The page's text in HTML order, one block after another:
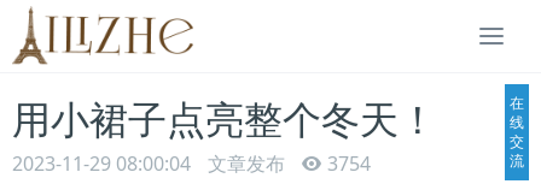
用小裙子点亮整个冬天！
2023-11-29 08:00:04 文章发布 3754
在
线
交
流